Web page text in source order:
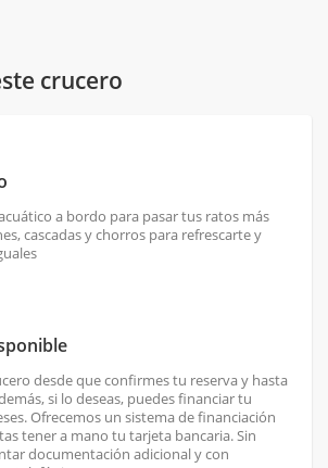
crucero
a bordo para pasar tus ratos más
cascadas y chorros para refrescarte y
desde que confirmes tu reserva y hasta
si lo deseas, puedes financiar tu
Ofrecemos un sistema de financiación
tener a mano tu tarjeta bancaria. Sin
documentación adicional y con